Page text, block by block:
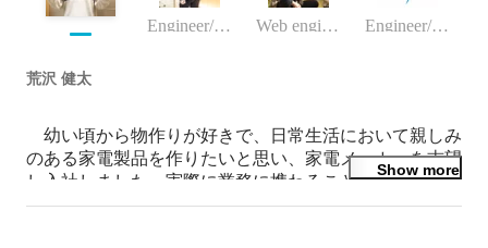
Engineer/programmer Web engineer Engineer/programmer
荒沢 健太
幼い頃から物作りが好きで、日常生活において親しみ
のある家電製品を作りたいと思い、家電メーカーを志望
し入社しました。実際に業務に携わることで、製品設計
では法律や安全規則、コストや他社特許など様々な制約
Show more